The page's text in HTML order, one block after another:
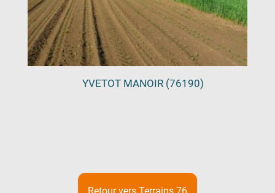
YVETOT MANOIR (76190)
Retour vers Terrains 76